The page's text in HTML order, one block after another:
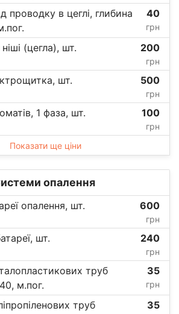
проводку в цеглі, глибина
40
грн
(цегла), шт. 200
грн
шт. 500
грн
1 фаза, шт. 100
грн
Показати ще ціни
опалення
опалення, шт. 600
грн
шт. 240
грн
труб
м.пог.
35
грн
труб
35